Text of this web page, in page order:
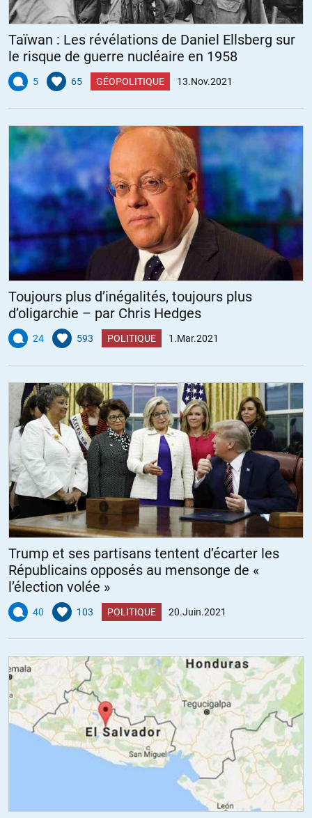
Taïwan : Les révélations de Daniel Ellsberg sur
le risque de guerre nucléaire en 1958
5 65 GÉOPOLITIQUE 13.Nov.2021
Toujours plus d’inégalités, toujours plus
d’oligarchie – par Chris Hedges
24 593 POLITIQUE 1.Mar.2021
Trump et ses partisans tentent d’écarter les
Républicains opposés au mensonge de «
l’élection volée »
40 103 POLITIQUE 20.Juin.2021